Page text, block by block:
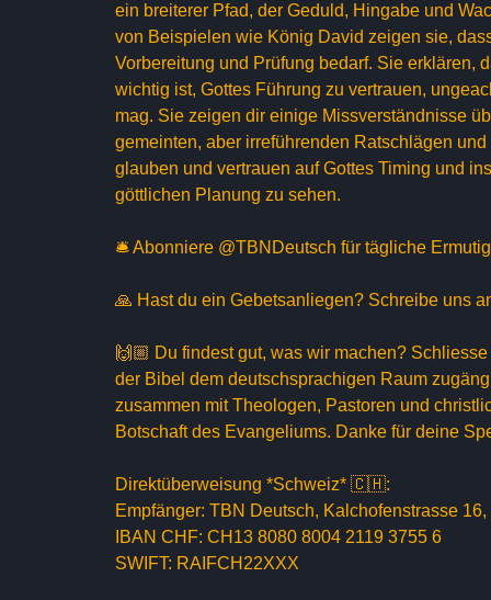
ein breiterer Pfad, der Geduld, Hingabe und
von Beispielen wie König David zeigen sie,
Vorbereitung und Prüfung bedarf. Sie erklären,
wichtig ist, Gottes Führung zu vertrauen,
mag. Sie zeigen dir einige Missverständnisse
gemeinten, aber irreführenden Ratschlägen
glauben und vertrauen auf Gottes Timing und
göttlichen Planung zu sehen.
🛎 Abonniere @TBNDeutsch für tägliche
🙏 Hast du ein Gebetsanliegen? Schreibe uns
🙌🏼 Du findest gut, was wir machen?
der Bibel dem deutschsprachigen Raum
zusammen mit Theologen, Pastoren und
Botschaft des Evangeliums. Danke für deine
Direktüberweisung *Schweiz* 🇨🇭:
Empfänger: TBN Deutsch, Kalchofenstrasse
IBAN CHF: CH13 8080 8004 2119 3755 6
SWIFT: RAIFCH22XXX